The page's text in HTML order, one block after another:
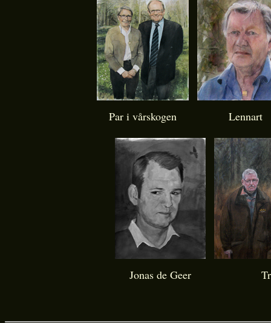
Par i vårskogen Lennart
Jonas de Geer